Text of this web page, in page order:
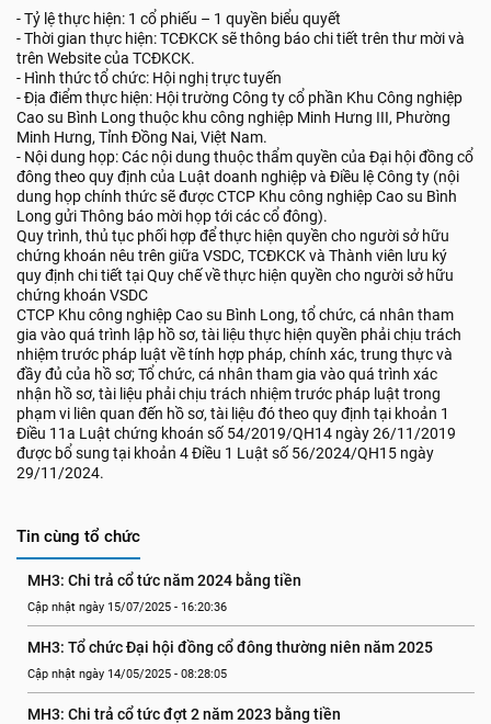
- Tỷ lệ thực hiện: 1 cổ phiếu – 1 quyền biểu quyết
- Thời gian thực hiện: TCĐKCK sẽ thông báo chi tiết trên thư mời và
trên Website của TCĐKCK.
- Hình thức tổ chức: Hội nghị trực tuyến
- Địa điểm thực hiện: Hội trường Công ty cổ phần Khu Công nghiệp
Cao su Bình Long thuộc khu công nghiệp Minh Hưng III, Phường
Minh Hưng, Tỉnh Đồng Nai, Việt Nam.
- Nội dung họp: Các nội dung thuộc thẩm quyền của Đại hội đồng cổ
đông theo quy định của Luật doanh nghiệp và Điều lệ Công ty (nội
dung họp chính thức sẽ được CTCP Khu công nghiệp Cao su Bình
Long gửi Thông báo mời họp tới các cổ đông).
Quy trình, thủ tục phối hợp để thực hiện quyền cho người sở hữu
chứng khoán nêu trên giữa VSDC, TCĐKCK và Thành viên lưu ký
quy định chi tiết tại Quy chế về thực hiện quyền cho người sở hữu
chứng khoán VSDC
CTCP Khu công nghiệp Cao su Bình Long, tổ chức, cá nhân tham
gia vào quá trình lập hồ sơ, tài liệu thực hiện quyền phải chịu trách
nhiệm trước pháp luật về tính hợp pháp, chính xác, trung thực và
đầy đủ của hồ sơ; Tổ chức, cá nhân tham gia vào quá trình xác
nhận hồ sơ, tài liệu phải chịu trách nhiệm trước pháp luật trong
phạm vi liên quan đến hồ sơ, tài liệu đó theo quy định tại khoản 1
Điều 11a Luật chứng khoán số 54/2019/QH14 ngày 26/11/2019
được bổ sung tại khoản 4 Điều 1 Luật số 56/2024/QH15 ngày
29/11/2024.
Tin cùng tổ chức
MH3: Chi trả cổ tức năm 2024 bằng tiền
Cập nhật ngày 15/07/2025 - 16:20:36
MH3: Tổ chức Đại hội đồng cổ đông thường niên năm 2025
Cập nhật ngày 14/05/2025 - 08:28:05
MH3: Chi trả cổ tức đợt 2 năm 2023 bằng tiền